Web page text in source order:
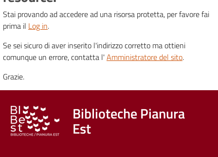
Biblioteche
Cosa
offriamo
Trova
libri
e
film
Stai provando ad accedere ad una risorsa protetta, per favore fai
prima il Log in.
Se sei sicuro di aver inserito l'indirizzo corretto ma ottieni
comunque un errore, contatta l' Amministratore del sito.
Grazie.
Biblioteche Pianura
Est